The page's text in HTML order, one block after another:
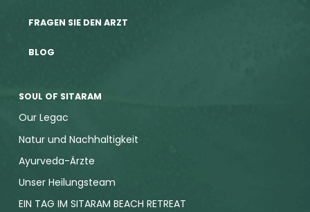
FRAGEN SIE DEN ARZT
BLOG
SOUL OF SITARAM
Our Legac
Natur und Nachhaltigkeit
Ayurveda-Ärzte
Unser Heilungsteam
EIN TAG IM SITARAM BEACH RETREAT